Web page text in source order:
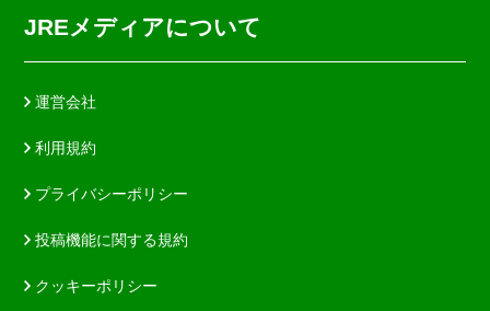
JREメディアについて
運営会社
利用規約
プライバシーポリシー
投稿機能に関する規約
クッキーポリシー